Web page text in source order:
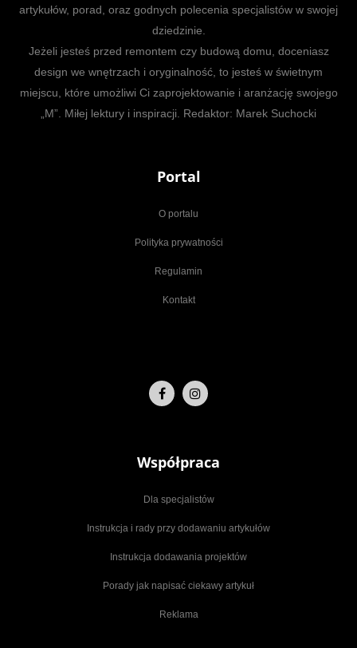
artykułów, porad, oraz godnych polecenia specjalistów w swojej
dziedzinie.
Jeżeli jesteś przed remontem czy budową domu, doceniasz
design we wnętrzach i oryginalność, to jesteś w świetnym
miejscu, które umożliwi Ci zaprojektowanie i aranżację swojego
„M”. Miłej lektury i inspiracji. Redaktor: Marek Suchocki
Portal
O portalu
Polityka prywatności
Regulamin
Kontakt
Współpraca
Dla specjalistów
Instrukcja i rady przy dodawaniu artykułów
Instrukcja dodawania projektów
Porady jak napisać ciekawy artykuł
Reklama